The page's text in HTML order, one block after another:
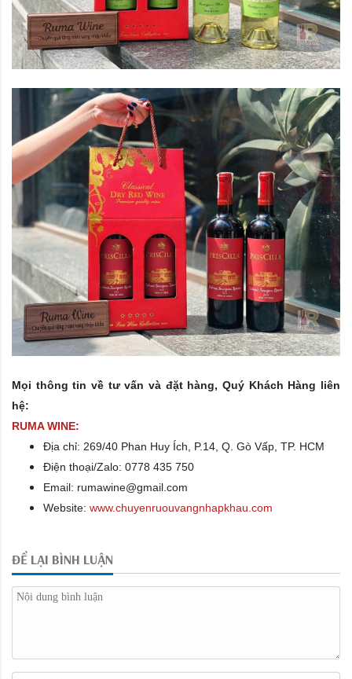
Mọi thông tin về tư vấn và đặt hàng, Quý Khách Hàng liên
hệ:
RUMA WINE:
Địa chỉ: 269/40 Phan Huy Ích, P.14, Q. Gò Vấp, TP. HCM
Điện thoại/Zalo: 0778 435 750
Email: rumawine@gmail.com
Website: www.chuyenruouvangnhapkhau.com
ĐỂ LẠI BÌNH LUẬN